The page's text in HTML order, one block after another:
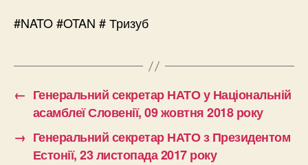
#NATO #OTAN # Тризуб
← Генеральний секретар НАТО у Національній
асамблеї Словенії, 09 жовтня 2018 року
→ Генеральний секретар НАТО з Президентом
Естонії, 23 листопада 2017 року